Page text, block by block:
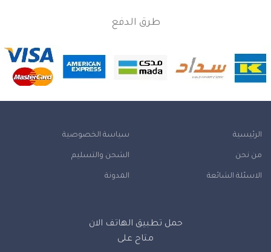
طرق الدفع
الرئيسية
من نحن
الاسئلة الشائعة
سياسة الخصوصية
الشحن والتسليم
المدونة
حمل تطبيق الهاتف الان
متاح على